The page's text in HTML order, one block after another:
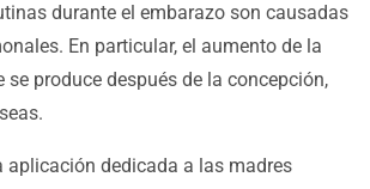
durante el embarazo son causadas
En particular, el aumento de la
se produce después de la concepción,
aplicación dedicada a las madres